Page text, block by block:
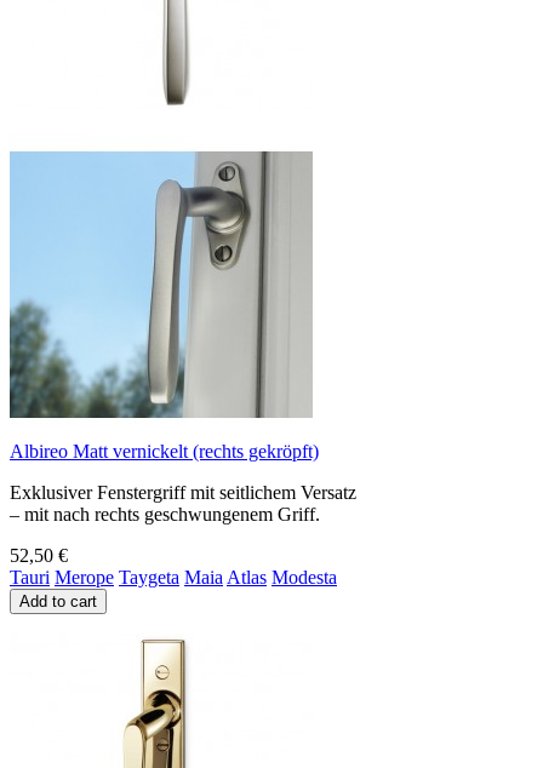
Albireo Matt vernickelt (rechts gekröpft)
Exklusiver Fenstergriff mit seitlichem Versatz
– mit nach rechts geschwungenem Griff.
52,50 €
Tauri Merope Taygeta Maia Atlas Modesta
Add to cart